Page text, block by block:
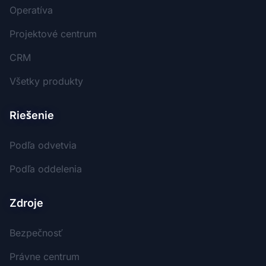
Operatíva
Projektové centrum
CRM
Všetky produkty
Riešenie
Podľa odvetvia
Podľa oddelenia
Zdroje
Bezpečnosť
Právne centrum